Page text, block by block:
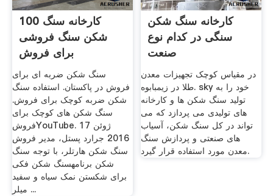
100 کارخانه سنگ
شکن سنگ فروشی
برای فروش
سنگ شکن ضربه ای برای
فروش در پاکستان. استفاده سنگ
شکن ضربه کوچک برای فروش.
سنگ شکن های کوچک برای
فروشYouTube. 17 ژوئن
2016 جرارد پستل، مدیر فروش
سنگ شکن هارتلر، با توجه سنگ
شکن برنامهسنگ شکن فکی
برای شکستن نمک سیاه و سفید
میلر ...
کارخانه سنگ شکن
سنگی در کدام نوع
صنعت
در مقیاس کوچک تجهیزات معدن
طلا در زیمبابوه. sky خود را به
تولید سنگ شکن ها و کارخانه
های تولیدی می پردازد که می
تواند در کل سنگ شکن، آسیاب
های صنعتی و پردازش سنگ
معدن مورد استفاده قرار گیرد.